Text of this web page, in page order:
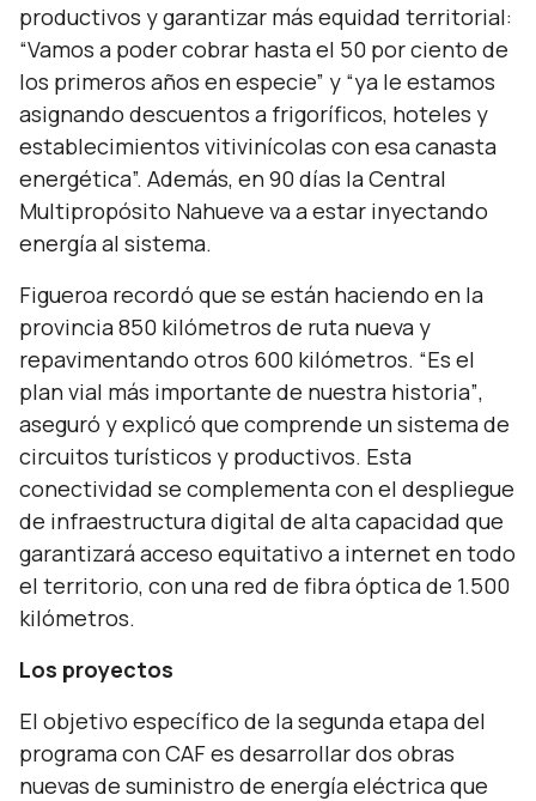
productivos y garantizar más equidad territorial:
“Vamos a poder cobrar hasta el 50 por ciento de
los primeros años en especie” y “ya le estamos
asignando descuentos a frigoríficos, hoteles y
establecimientos vitivinícolas con esa canasta
energética”. Además, en 90 días la Central
Multipropósito Nahueve va a estar inyectando
energía al sistema.
Figueroa recordó que se están haciendo en la
provincia 850 kilómetros de ruta nueva y
repavimentando otros 600 kilómetros. “Es el
plan vial más importante de nuestra historia”,
aseguró y explicó que comprende un sistema de
circuitos turísticos y productivos. Esta
conectividad se complementa con el despliegue
de infraestructura digital de alta capacidad que
garantizará acceso equitativo a internet en todo
el territorio, con una red de fibra óptica de 1.500
kilómetros.
Los proyectos
El objetivo específico de la segunda etapa del
programa con CAF es desarrollar dos obras
nuevas de suministro de energía eléctrica que